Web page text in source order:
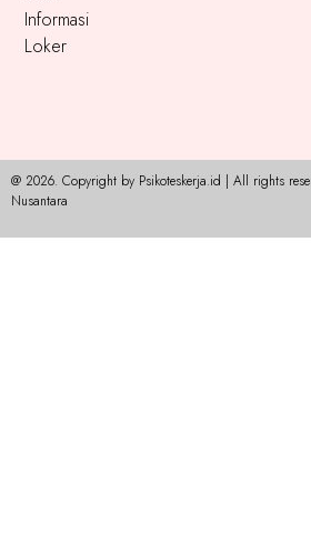
Informasi
Loker
@ 2026. Copyright by Psikoteskerja.id | All rights
Nusantara​